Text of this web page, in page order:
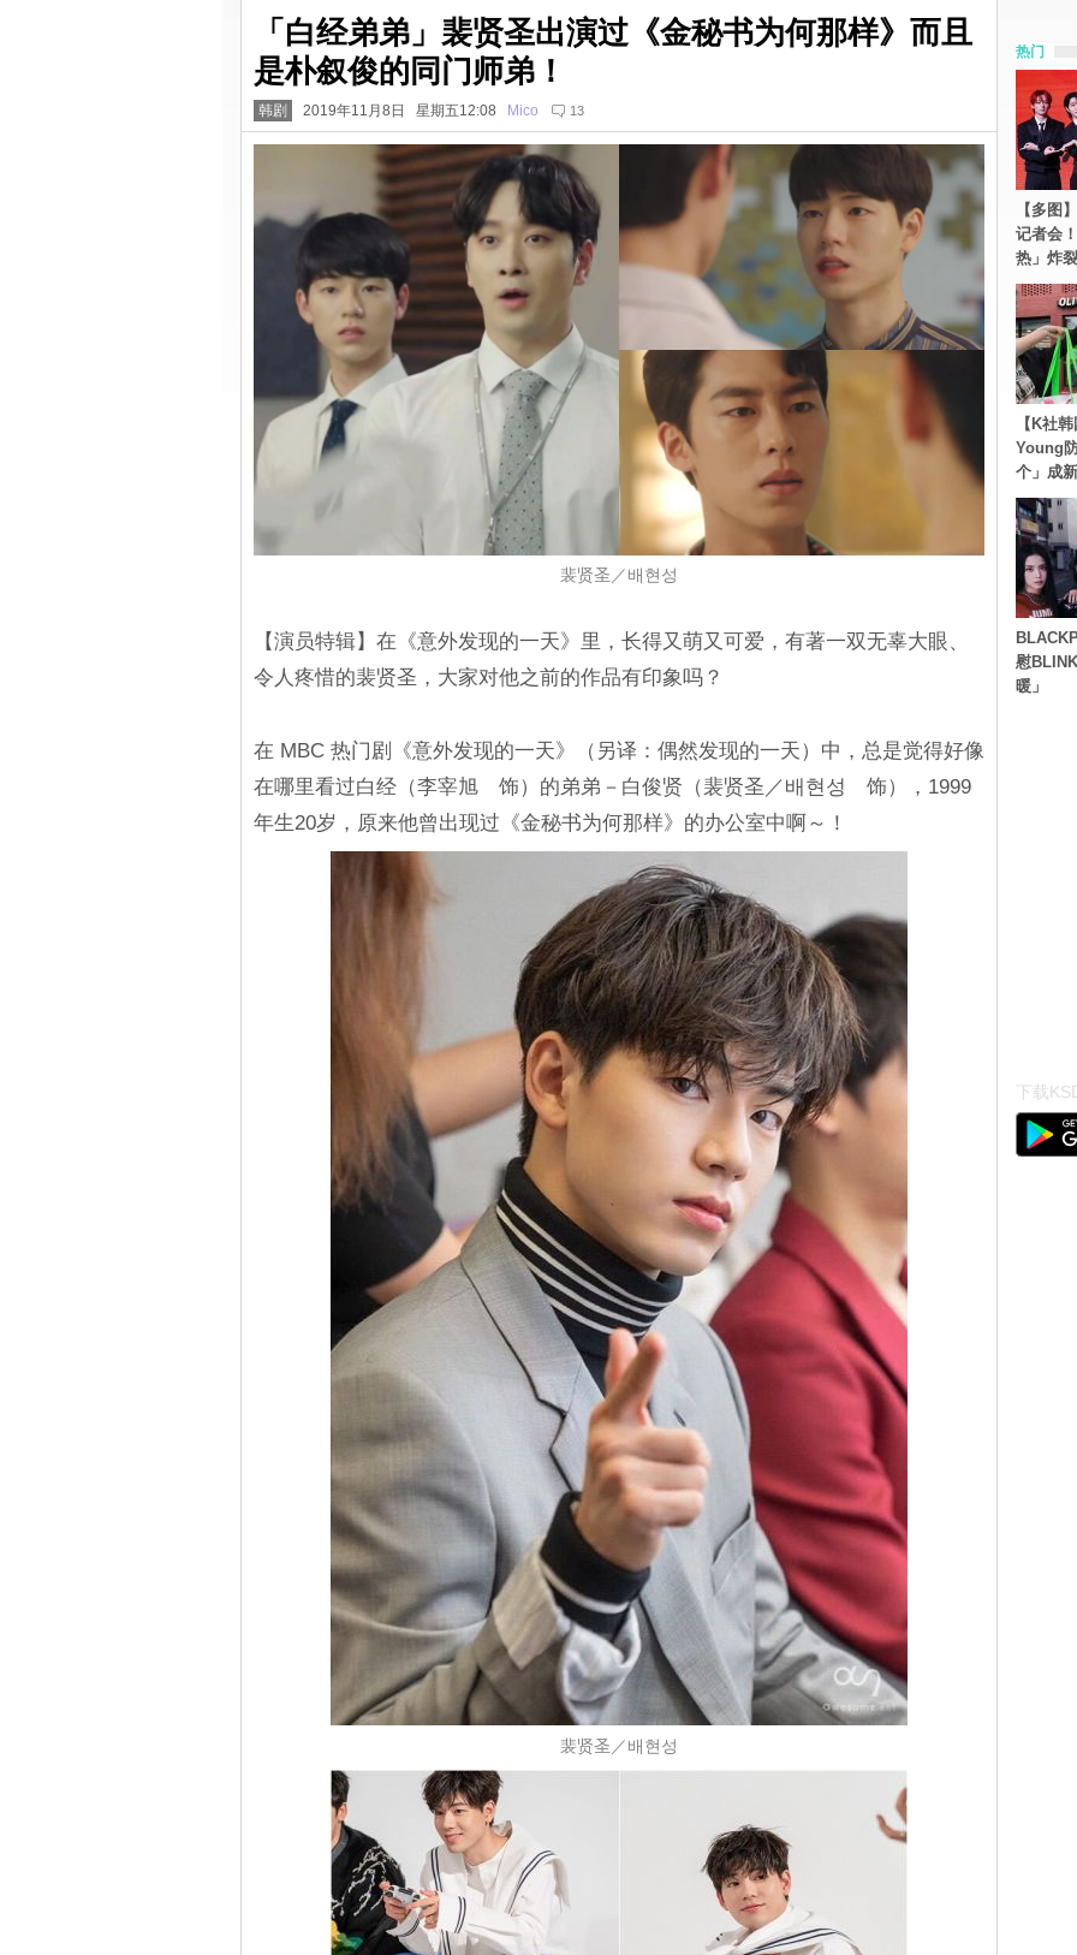
「白经弟弟」裴贤圣出演过《金秘书为何那样》而且
是朴叙俊的同门师弟！
韩剧 2019年11月8日 星期五12:08 Mico 13
裴贤圣／배현성
【演员特辑】在《意外发现的一天》里，长得又萌又可爱，有著一双无辜大眼、
令人疼惜的裴贤圣，大家对他之前的作品有印象吗？
在 MBC 热门剧《意外发现的一天》（另译：偶然发现的一天）中，总是觉得好像
在哪里看过白经（李宰旭 饰）的弟弟－白俊贤（裴贤圣／배현성 饰），1999
年生20岁，原来他曾出现过《金秘书为何那样》的办公室中啊～！
裴贤圣／배현성
热门
【多图
记者会
热」炸
【K社
Young
个」成
慰
暖」
下载